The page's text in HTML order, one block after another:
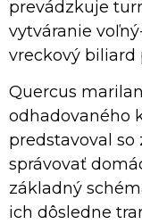
prevádzkuje
vytváranie
vreckový biliard
Quercus
odhadovaného
predstavoval
správovať
základný
ich dôsledne